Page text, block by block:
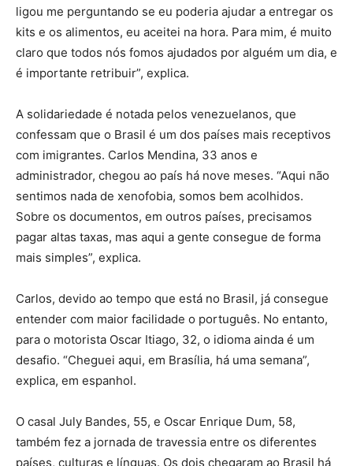
ligou me perguntando se eu poderia ajudar a entregar os
kits e os alimentos, eu aceitei na hora. Para mim, é muito
claro que todos nós fomos ajudados por alguém um dia, e
é importante retribuir”, explica.
A solidariedade é notada pelos venezuelanos, que
confessam que o Brasil é um dos países mais receptivos
com imigrantes. Carlos Mendina, 33 anos e
administrador, chegou ao país há nove meses. “Aqui não
sentimos nada de xenofobia, somos bem acolhidos.
Sobre os documentos, em outros países, precisamos
pagar altas taxas, mas aqui a gente consegue de forma
mais simples”, explica.
Carlos, devido ao tempo que está no Brasil, já consegue
entender com maior facilidade o português. No entanto,
para o motorista Oscar Itiago, 32, o idioma ainda é um
desafio. “Cheguei aqui, em Brasília, há uma semana”,
explica, em espanhol.
O casal July Bandes, 55, e Oscar Enrique Dum, 58,
também fez a jornada de travessia entre os diferentes
países, culturas e línguas. Os dois chegaram ao Brasil há